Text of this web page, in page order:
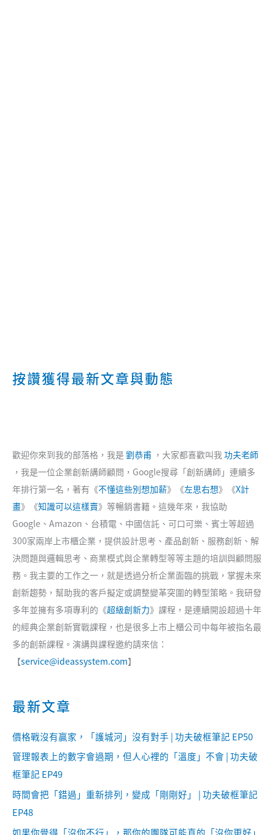
按讚獲得最新文章與動態
歡迎你來到我的部落格，我是 劉恭甫 ，大家都喜歡叫我功夫老師
，我是一位企業創新講師顧問，Google搜尋「創新講師」連續多
年排行第一名，著有《不懂這些別想加薪》《左思右想》《X計
畫》《知識可以這樣賣》等暢銷書籍。這幾年來，我協助
Google、Amazon、台積電、中國信託、可口可樂、賓士等超過
300家兩岸上市櫃企業，提供設計思考、產品創新、服務創新、解
決問題與邏輯思考、商業模式與企業轉型等等主題的培訓與顧問服
務。我主要的工作之一，就是透過分析企業面臨的挑戰，掌握未來
創新趨勢，幫助我的客戶擬定或調整變革突圍的轉型策略。我研發
多年並擁有多項專利的《超級創新力》課程，是連續開設超過十年
的經典企業創新實戰課程，也是很多上市上櫃公司中每年被指名最
多的創新課程。演講與課程邀約請來信：
【service@ideassystem.com】
最新文章
價格戰沒有贏家，「護城河」沒有對手 | 功夫破框筆記 EP50
管理報表上的數字會過期，但人心裡的「溫度」不會 | 功夫破
框筆記 EP49
時間會把「錯過」重新排列，變成「剛剛好」 | 功夫破框筆記
EP48
如果你覺得「沒你不行」，那你的團隊可能真的「沒你更好」